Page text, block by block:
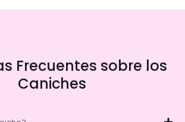
Frecuentes sobre los
Caniches